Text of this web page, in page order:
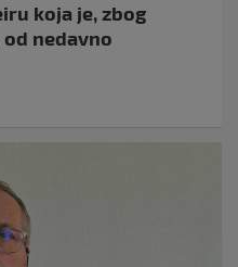
koja je, zbog
nedavno